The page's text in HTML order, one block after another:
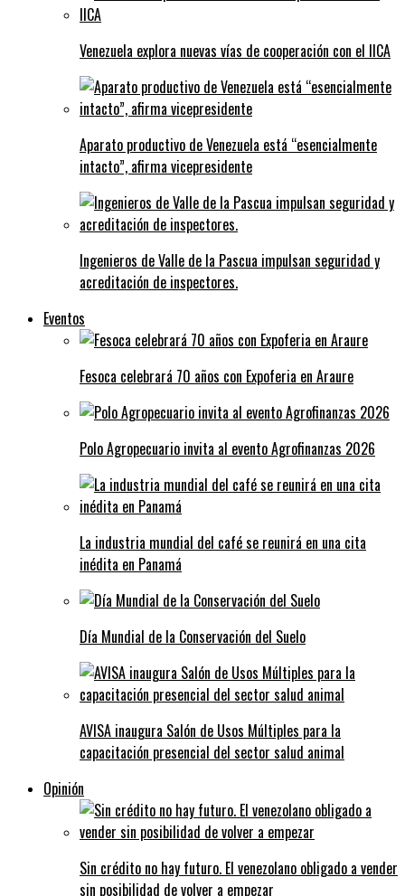
Venezuela explora nuevas vías de cooperación con el IICA
Aparato productivo de Venezuela está “esencialmente
intacto”, afirma vicepresidente
Ingenieros de Valle de la Pascua impulsan seguridad y
acreditación de inspectores.
Eventos
Fesoca celebrará 70 años con Expoferia en Araure
Polo Agropecuario invita al evento Agrofinanzas 2026
La industria mundial del café se reunirá en una cita
inédita en Panamá
Día Mundial de la Conservación del Suelo
AVISA inaugura Salón de Usos Múltiples para la
capacitación presencial del sector salud animal
Opinión
Sin crédito no hay futuro. El venezolano obligado a vender
sin posibilidad de volver a empezar